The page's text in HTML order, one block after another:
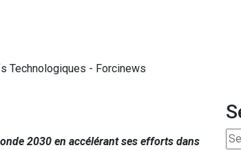
2030 en accélérant ses efforts dans